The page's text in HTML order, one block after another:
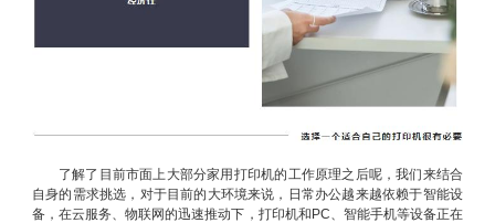
了解了目前市面上大部分家用打印机的工作原理之后呢，我们来结合
自身的需求挑选，对于目前的大环境来说，日常办公越来越依赖于智能设
备，在云服务、物联网的迅速推动下，打印机和PC、智能手机等设备正在